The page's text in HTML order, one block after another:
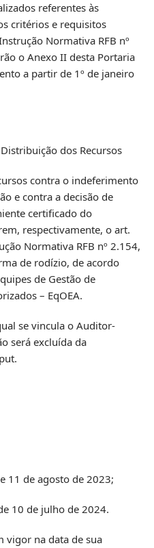
referentes às
critérios e requisitos
Normativa RFB nº
o Anexo II desta Portaria
a partir de 1º de janeiro
dos Recursos
contra o indeferimento
e contra a decisão de
certificado do
respectivamente, o art.
Normativa RFB nº 2.154,
de rodízio, de acordo
de Gestão de
– EqOEA.
se vincula o Auditor-
será excluída da
11 de agosto de 2023;
10 de julho de 2024.
vigor na data de sua